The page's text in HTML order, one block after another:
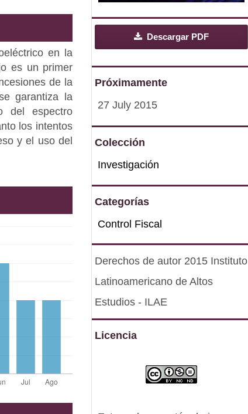
en la
es un primer
de la
garantiza la
del espectro
los intentos
y el uso del
Descargar PDF
Próximamente
27 July 2015
Colección
Investigación
Categorías
Control Fiscal
Derechos de autor 2015 Instituto
Latinoamericano de Altos
Estudios - ILAE
Licencia